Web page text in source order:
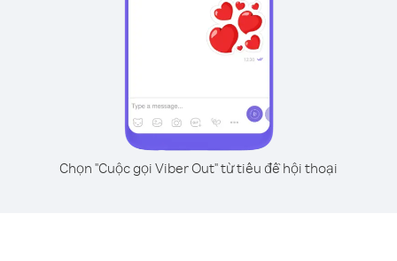
Chọn "Cuộc gọi Viber Out" từ tiêu đề hội thoại